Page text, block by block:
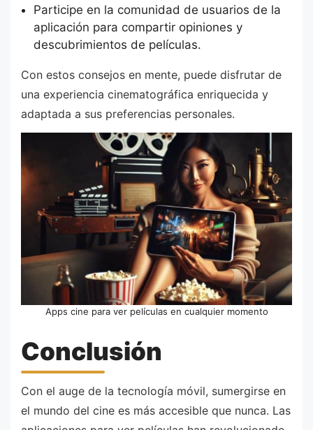
Participe en la comunidad de usuarios de la
aplicación para compartir opiniones y
descubrimientos de películas.
Con estos consejos en mente, puede disfrutar de
una experiencia cinematográfica enriquecida y
adaptada a sus preferencias personales.
Apps cine para ver películas en cualquier momento
Conclusión
Con el auge de la tecnología móvil, sumergirse en
el mundo del cine es más accesible que nunca. Las